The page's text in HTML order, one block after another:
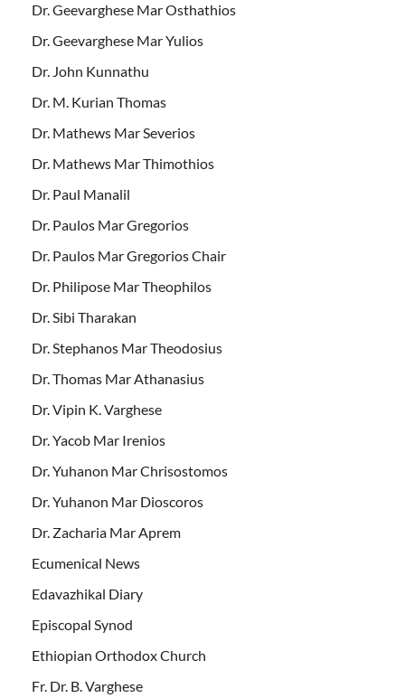
Dr. Geevarghese Mar Osthathios
Dr. Geevarghese Mar Yulios
Dr. John Kunnathu
Dr. M. Kurian Thomas
Dr. Mathews Mar Severios
Dr. Mathews Mar Thimothios
Dr. Paul Manalil
Dr. Paulos Mar Gregorios
Dr. Paulos Mar Gregorios Chair
Dr. Philipose Mar Theophilos
Dr. Sibi Tharakan
Dr. Stephanos Mar Theodosius
Dr. Thomas Mar Athanasius
Dr. Vipin K. Varghese
Dr. Yacob Mar Irenios
Dr. Yuhanon Mar Chrisostomos
Dr. Yuhanon Mar Dioscoros
Dr. Zacharia Mar Aprem
Ecumenical News
Edavazhikal Diary
Episcopal Synod
Ethiopian Orthodox Church
Fr. Dr. B. Varghese